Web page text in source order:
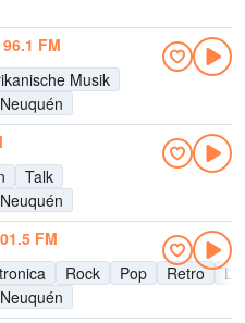
FM
Musik
Neuquén
Talk
Neuquén
FM
Rock Pop Retro
Neuquén